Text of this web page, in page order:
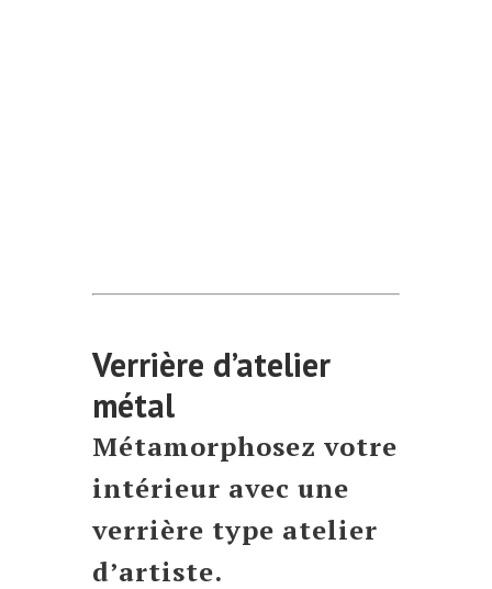
Verrière d’atelier
métal
Métamorphosez votre
intérieur avec une
verrière type atelier
d’artiste.